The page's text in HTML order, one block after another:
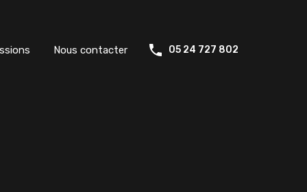
Nous contacter 05 24 727 802